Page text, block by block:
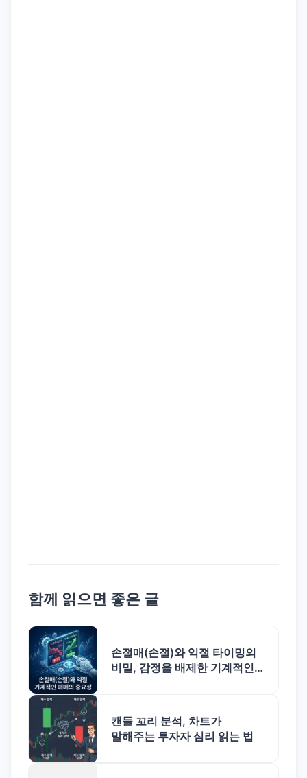
함께 읽으면 좋은 글
손절매(손절)와 익절 타이밍의
비밀, 감정을 배제한 기계적인
캔들 꼬리 분석, 차트가
말해주는 투자자 심리 읽는 법